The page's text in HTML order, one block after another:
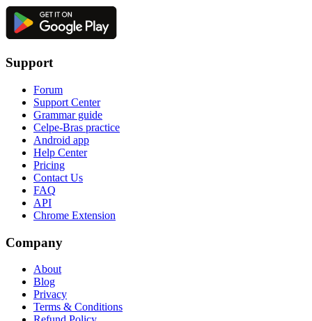
Support
Forum
Support Center
Grammar guide
Celpe-Bras practice
Android app
Help Center
Pricing
Contact Us
FAQ
API
Chrome Extension
Company
About
Blog
Privacy
Terms & Conditions